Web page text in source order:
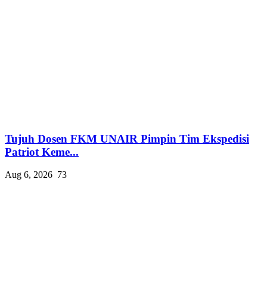
Tujuh Dosen FKM UNAIR Pimpin Tim Ekspedisi
Patriot Keme...
Aug 6, 2026 73